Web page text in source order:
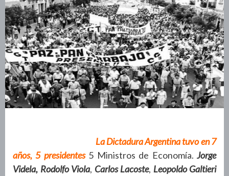
La Dictadura Argentina tuvo en 7
años, 5 presidentes5 Ministros de Economía.Jorge
Videla, Rodolfo Viola, Carlos Lacoste, Leopoldo Galtieri